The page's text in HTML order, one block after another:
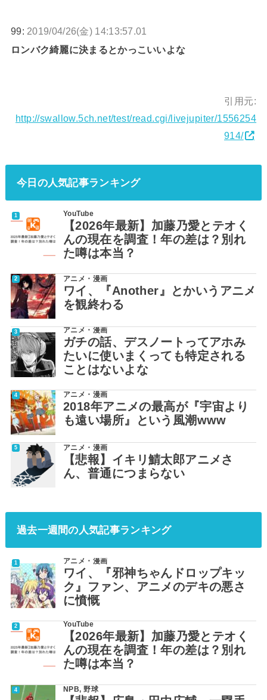
99: 2019/04/26(金) 14:13:57.01
ロンバク綺麗に決まるとかっこいいよな
引用元:
http://swallow.5ch.net/test/read.cgi/livejupiter/1556254
914/
今日の人気記事ランキング
YouTube
【2026年最新】加藤乃愛とテオく
んの現在を調査！年の差は？別れ
た噂は本当？
アニメ・漫画
ワイ、『Another』とかいうアニメ
を観終わる
アニメ・漫画
ガチの話、デスノートってアホみ
たいに使いまくっても特定される
ことはないよな
アニメ・漫画
2018年アニメの最高が『宇宙より
も遠い場所』という風潮www
アニメ・漫画
【悲報】イキリ鯖太郎アニメさ
ん、普通につまらない
過去一週間の人気記事ランキング
アニメ・漫画
ワイ、『邪神ちゃんドロップキッ
ク』ファン、アニメのデキの悪さ
に憤慨
YouTube
【2026年最新】加藤乃愛とテオく
んの現在を調査！年の差は？別れ
た噂は本当？
NPB,野球